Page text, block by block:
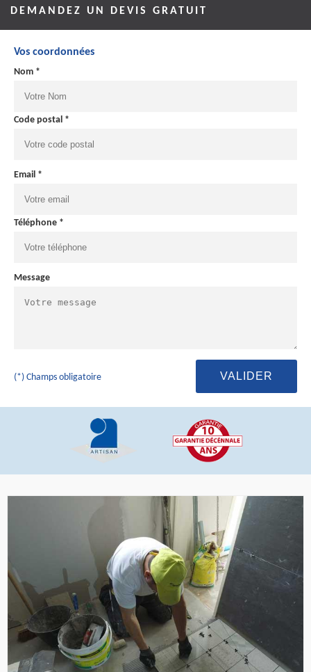
DEMANDEZ UN DEVIS GRATUIT
Vos coordonnées
Nom *
Code postal *
Email *
Téléphone *
Message
(*) Champs obligatoire